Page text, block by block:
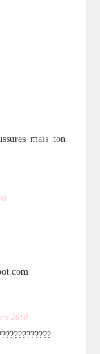
mais ton
2010